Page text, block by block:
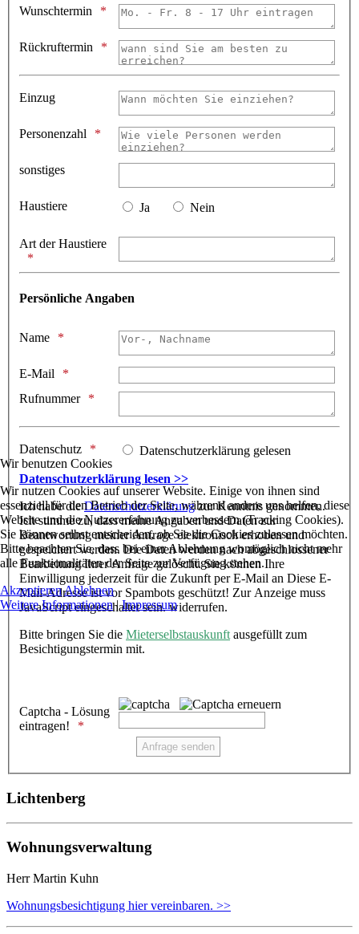
Wunschtermin
Rückruftermin
Einzug
Personenzahl
sonstiges
Haustiere Ja Nein
Art der Haustiere
Persönliche Angaben
Name
E-Mail
Rufnummer
Datenschutz Datenschutzerklärung gelesen
Datenschutzerklärung lesen >>
Ich habe dieDatenschutzerklärungzur Kenntnis genommen.
Ich stimme zu, dass meine Angaben und Daten zur
Beantwortung meiner Anfrage elektronisch erhoben und
gespeichert werden. Die Daten werden nach abgeschlossener
Bearbeitung Ihrer Anfrage gelöscht. Sie können Ihre
Einwilligung jederzeit für die Zukunft per E-Mail an Diese E-
Mail-Adresse ist vor Spambots geschützt! Zur Anzeige muss
JavaScript eingeschaltet sein.widerrufen.
Bitte bringen Sie die Mieterselbstauskunft ausgefüllt zum
Besichtigungstermin mit.
Captcha - Lösung
eintragen!
Lichtenberg
Wohnungsverwaltung
Herr Martin Kuhn
Wohnungsbesichtigung hier vereinbaren. >>
Wir benutzen Cookies
Wir nutzen Cookies auf unserer Website. Einige von ihnen sind
essenziell für den Betrieb der Seite, während andere uns helfen, diese
Website und die Nutzererfahrung zu verbessern (Tracking Cookies).
Sie können selbst entscheiden, ob Sie die Cookies zulassen möchten.
Bitte beachten Sie, dass bei einer Ablehnung womöglich nicht mehr
alle Funktionalitäten der Seite zur Verfügung stehen.
AkzeptierenAblehnen
Weitere Informationen|Impressum